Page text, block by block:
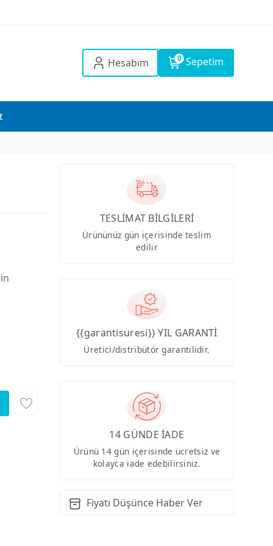
Hesabım 0 Sepetim
TESLİMAT BİLGİLERİ
Ürününüz gün içerisinde teslim
edilir
{{garantisuresi}} YIL GARANTİ
Üretici/distribütör garantilidir.
14 GÜNDE İADE
Ürünü 14 gün içerisinde ücretsiz ve
kolayca iade edebilirsiniz.
Fiyatı Düşünce Haber Ver